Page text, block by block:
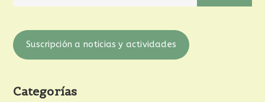
Suscripción a noticias y actividades
Categorías